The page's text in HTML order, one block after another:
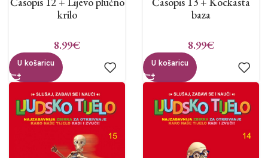
krilo
8.99€
U košaricu
baza
8.99€
U košaricu